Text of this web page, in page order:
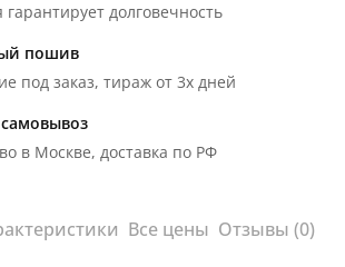
долговечность
пошив
под заказ, тираж от 3х дней
в Москве, доставка по РФ
Все цены Отзывы (0)